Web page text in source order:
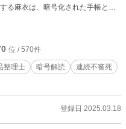
る麻衣は、暗号化された手帳と未
の協力を得て解読に取り組むと、
ルのメンバーの連続不審死事件と
位 / 570件
整理士 暗号解読
連続不審死
登録日 2025.03.18